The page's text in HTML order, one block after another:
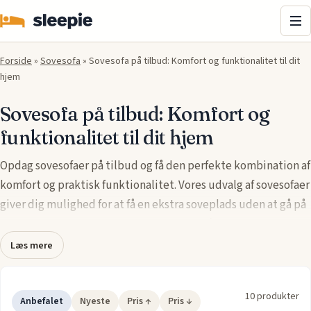
Forside» Sovesofa» Sovesofa på tilbud: Komfort og funktionalitet til dit
hjem
Sovesofa på tilbud: Komfort og
funktionalitet til dit hjem
Opdag sovesofaer på tilbud og få den perfekte kombination af
komfort og praktisk funktionalitet. Vores udvalg af sovesofaer
giver dig mulighed for at få en ekstra soveplads uden at gå på
størrelser, så de nemt kan integreres i dit hjem, uanset om du
har brug for en ekstra seng til gæster eller en
fantastiske tilbud på sovesofaer og opgrader din bolig med en
Læs mere
Anbefalet Nyeste Pris ↑ Pris ↓ 10 produkter